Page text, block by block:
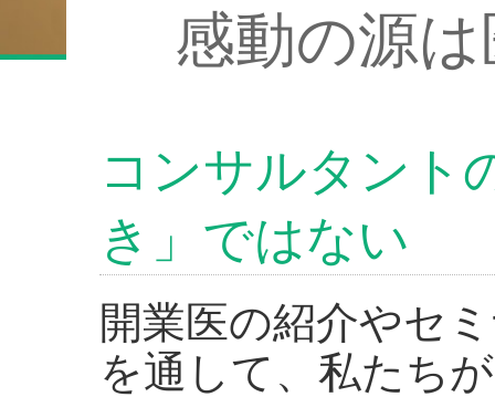
感動の源
コンサルタント
き」ではない
開業医の紹介やセ
を通して、私たち